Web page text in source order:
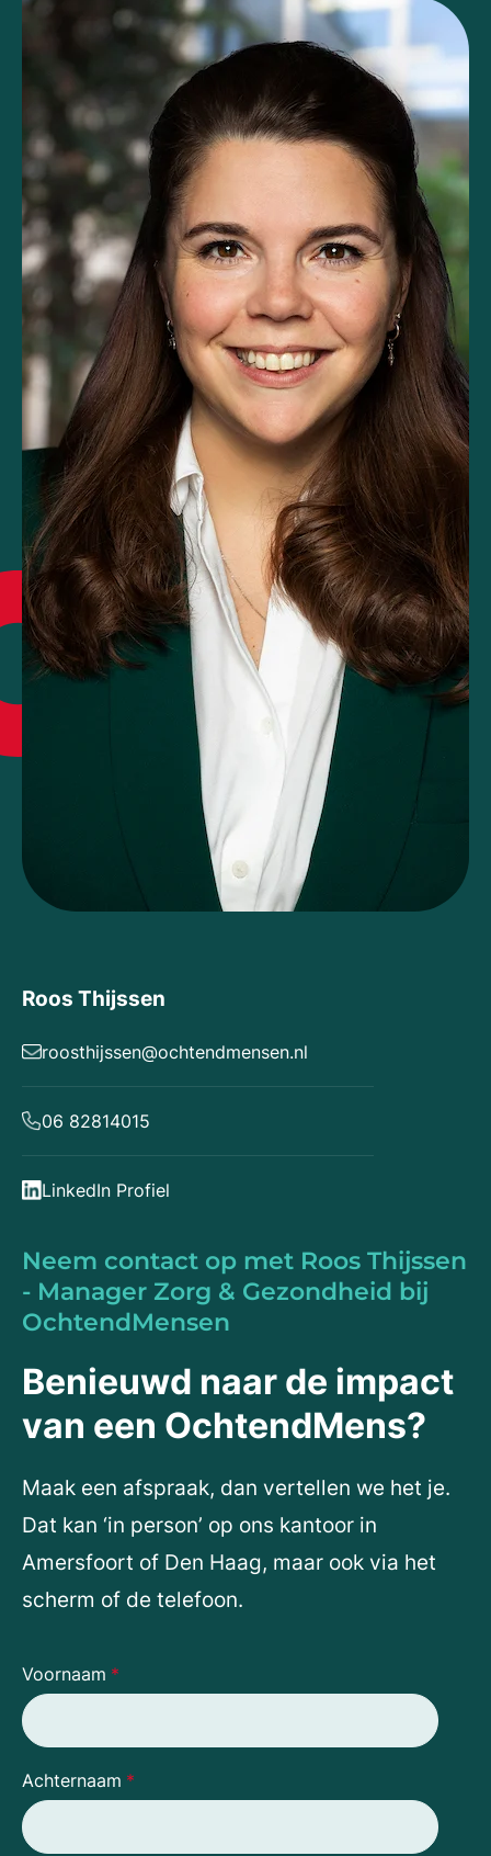
Roos Thijssen
roosthijssen@ochtendmensen.nl
06 82814015
LinkedIn Profiel
Neem contact op met Roos Thijssen
- Manager Zorg & Gezondheid bij
OchtendMensen
Benieuwd naar de impact
van een OchtendMens?
Maak een afspraak, dan vertellen we het je.
Dat kan ‘in person’ op ons kantoor in
Amersfoort of Den Haag, maar ook via het
scherm of de telefoon.
Voornaam *
Achternaam *